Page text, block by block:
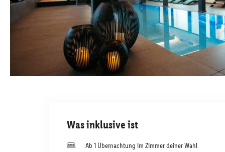
Was inklusive ist
Ab 1 Übernachtung im Zimmer deiner Wahl